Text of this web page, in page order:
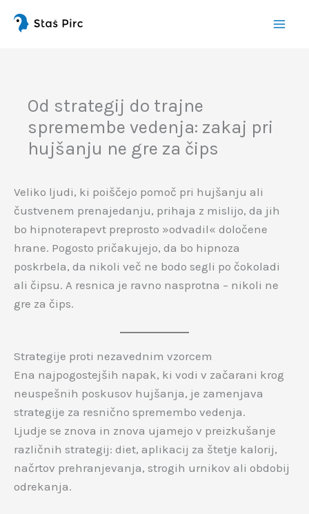
Od strategij do trajne
spremembe vedenja: zakaj pri
hujšanju ne gre za čips
Veliko ljudi, ki poiščejo pomoč pri hujšanju ali
čustvenem prenajedanju, prihaja z mislijo, da jih
bo hipnoterapevt preprosto »odvadil« določene
hrane. Pogosto pričakujejo, da bo hipnoza
poskrbela, da nikoli več ne bodo segli po čokoladi
ali čipsu. A resnica je ravno nasprotna – nikoli ne
gre za čips.
Strategije proti nezavednim vzorcem
Ena najpogostejših napak, ki vodi v začarani krog
neuspešnih poskusov hujšanja, je zamenjava
strategije za resnično spremembo vedenja.
Ljudje se znova in znova ujamejo v preizkušanje
različnih strategij: diet, aplikacij za štetje kalorij,
načrtov prehranjevanja, strogih urnikov ali obdobij
odrekanja.